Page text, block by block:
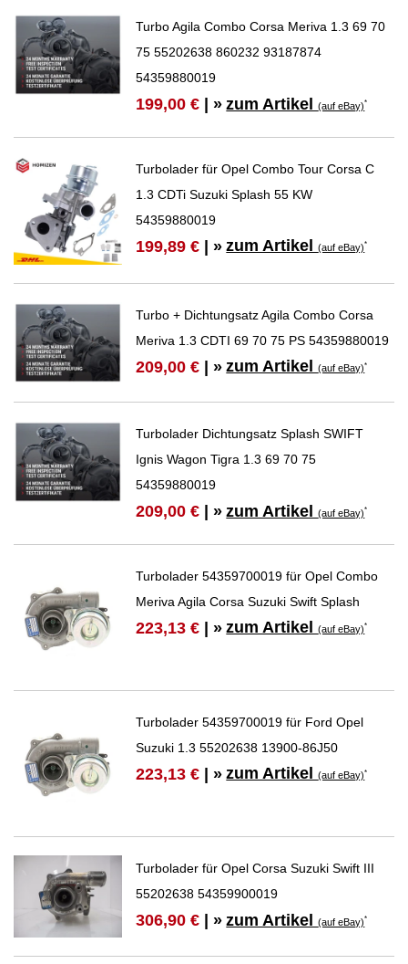
Turbo Agila Combo Corsa Meriva 1.3 69 70
75 55202638 860232 93187874
54359880019
199,00 € | » zum Artikel(auf eBay)*
Turbolader für Opel Combo Tour Corsa C
1.3 CDTi Suzuki Splash 55 KW
54359880019
199,89 € | » zum Artikel(auf eBay)*
Turbo + Dichtungsatz Agila Combo Corsa
Meriva 1.3 CDTI 69 70 75 PS 54359880019
209,00 € | » zum Artikel(auf eBay)*
Turbolader Dichtungsatz Splash SWIFT
Ignis Wagon Tigra 1.3 69 70 75
54359880019
209,00 € | » zum Artikel(auf eBay)*
Turbolader 54359700019 für Opel Combo
Meriva Agila Corsa Suzuki Swift Splash
223,13 € | » zum Artikel(auf eBay)*
Turbolader 54359700019 für Ford Opel
Suzuki 1.3 55202638 13900-86J50
223,13 € | » zum Artikel(auf eBay)*
Turbolader für Opel Corsa Suzuki Swift III
55202638 54359900019
306,90 € | » zum Artikel(auf eBay)*